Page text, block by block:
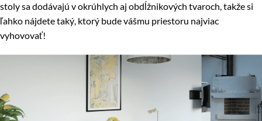
stoly sa dodávajú v okrúhlych aj obdĺžnikových tvaroch, takže si
ľahko nájdete taký, ktorý bude vášmu priestoru najviac
vyhovovať!